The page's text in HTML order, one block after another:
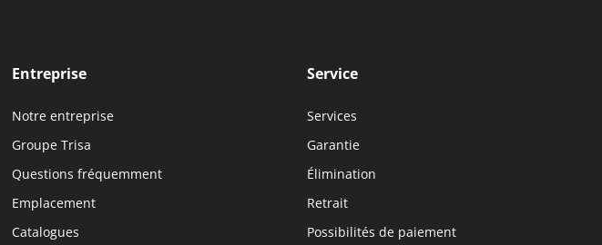
Entreprise
Notre entreprise
Groupe Trisa
Questions fréquemment
Emplacement
Catalogues
Service
Services
Garantie
Élimination
Retrait
Possibilités de paiement